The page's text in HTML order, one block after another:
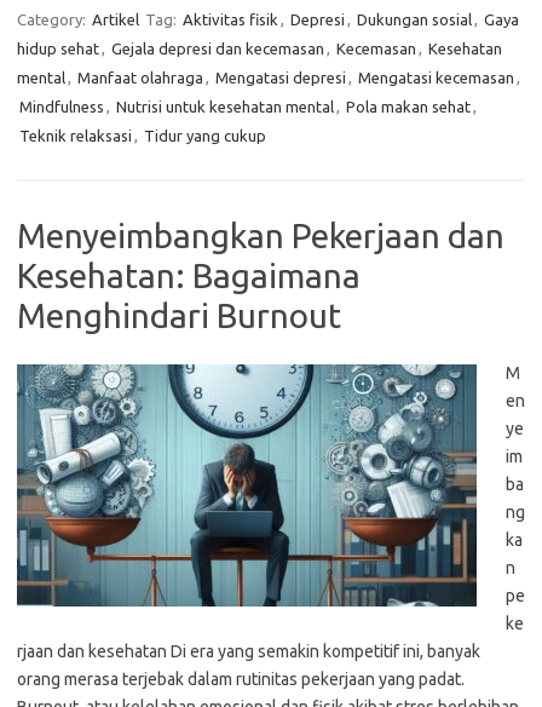
Category: Artikel Tag: Aktivitas fisik , Depresi , Dukungan sosial, Gaya
hidup sehat, Gejala depresi dan kecemasan , Kecemasan , Kesehatan
mental, Manfaat olahraga , Mengatasi depresi , Mengatasi kecemasan ,
Mindfulness , Nutrisi untuk kesehatan mental, Pola makan sehat,
Teknik relaksasi , Tidur yang cukup
Menyeimbangkan Pekerjaan dan
Kesehatan: Bagaimana
Menghindari Burnout
M
en
ye
im
ba
ng
ka
n
pe
ke
rjaan dan kesehatan Di era yang semakin kompetitif ini, banyak
orang merasa terjebak dalam rutinitas pekerjaan yang padat.